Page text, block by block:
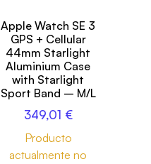
Apple Watch SE 3
GPS + Cellular
44mm Starlight
Aluminium Case
with Starlight
Sport Band – M/L
349,01 €
Producto
actualmente no